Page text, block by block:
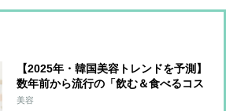
【2025年・韓国美容トレンドを予測】
数年前から流行の「飲む＆食べるコス
メ」が日本上陸か 最注目は上あごに
美容